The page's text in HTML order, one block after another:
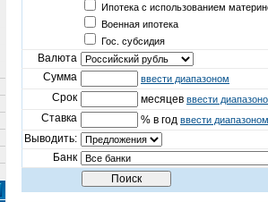
Ипотека с использованием
Военная ипотека
Гос. субсидия
Валюта
Сумма
ввести диапазоном
Срок месяцев ввести
Ставка % в год ввести диапазоном
Выводить:
Банк